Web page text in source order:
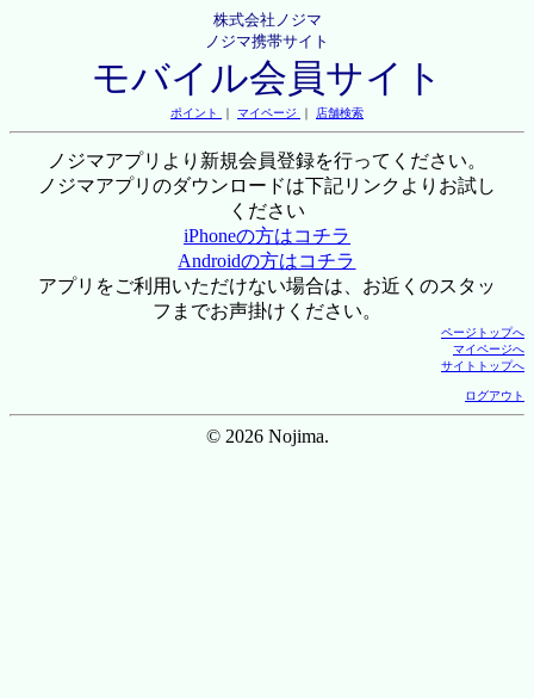
株式会社ノジマ
ノジマ携帯サイト
モバイル会員サイト
ポイント ｜ マイページ ｜ 店舗検索
ノジマアプリより新規会員登録を行ってください。
ノジマアプリのダウンロードは下記リンクよりお試し
ください
iPhoneの方はコチラ
Androidの方はコチラ
アプリをご利用いただけない場合は、お近くのスタッ
フまでお声掛けください。
ページトップへ
マイページへ
サイトトップへ
ログアウト
© 2026 Nojima.